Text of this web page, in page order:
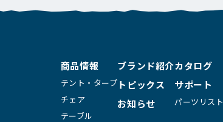
商品情報
テント・タープ
チェア
テーブル
ブランド紹介
トピックス
お知らせ
カタログ
サポート
パーツリスト